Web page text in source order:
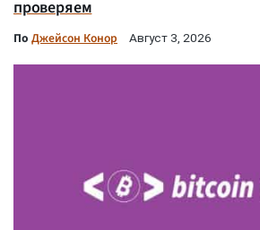
проверяем
По Джейсон Конор Август 3, 2026